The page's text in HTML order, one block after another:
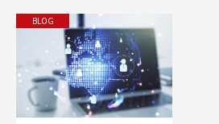
BLOG